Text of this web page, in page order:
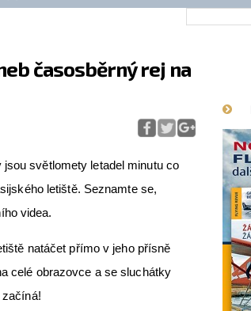
časosběrný rej na
světlomety letadel minutu co
letiště. Seznamte se,
videa.
natáčet přímo v jeho přísně
celé obrazovce a se sluchátky
začíná!